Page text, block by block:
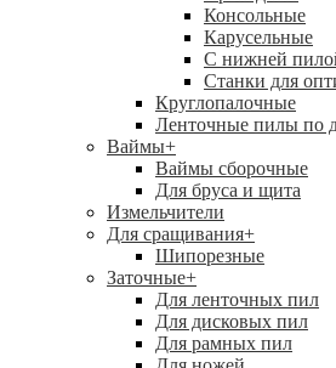
Консольные
Карусельные
С нижней
Станки для
Круглопалочные
Ленточные пилы по
Ваймы+
Ваймы сборочные
Для бруса и щита
Измельчители
Для сращивания+
Шипорезные
Заточные+
Для ленточных пил
Для дисковых пил
Для рамных пил